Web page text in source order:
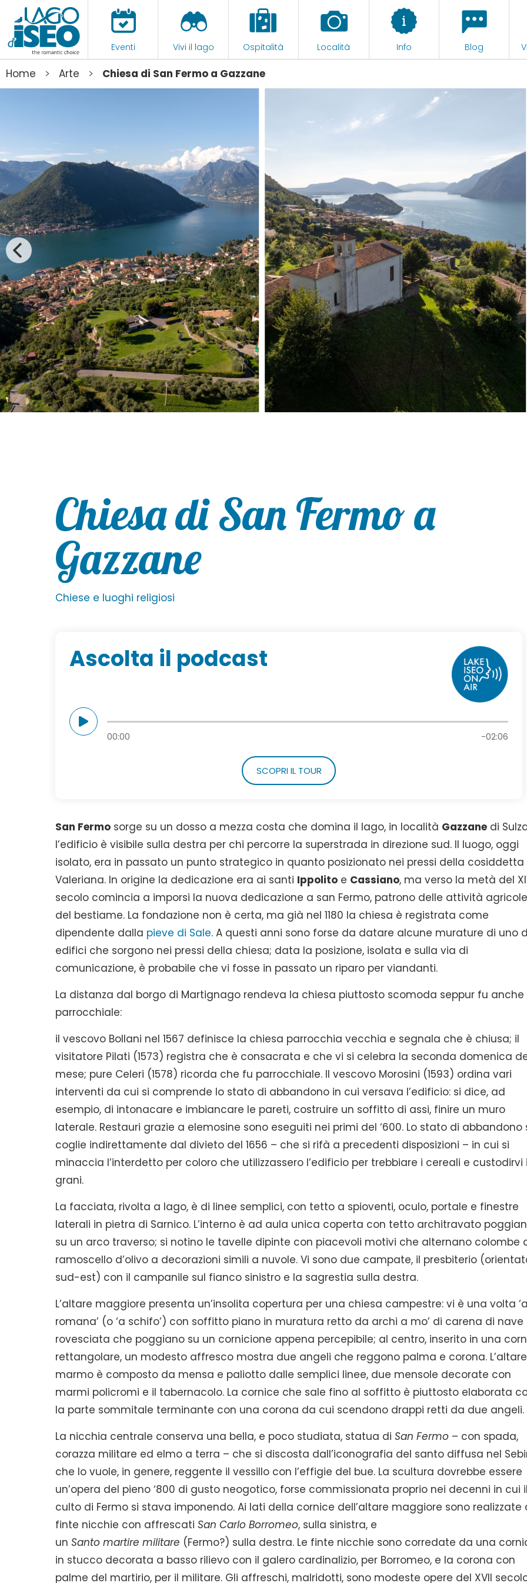
Eventi Vivi il lago Ospitalità Località Info Blog
Home > Arte > Chiesa di San Fermo a Gazzane
Chiesa di San Fermo a
Gazzane
Chiese e luoghi religiosi
Ascolta il podcast
00:00 -02:06
SCOPRI IL TOUR
San Fermo sorge su un dosso a mezza costa che domina il lago, in località Gazzane di
l’edificio è visibile sulla destra per chi percorre la superstrada in direzione sud. Il luogo, oggi
isolato, era in passato un punto strategico in quanto posizionato nei pressi della cosiddetta
Valeriana. In origine la dedicazione era ai santi Ippolito e Cassiano, ma verso la metà del
secolo comincia a imporsi la nuova dedicazione a san Fermo, patrono delle attività
del bestiame. La fondazione non è certa, ma già nel 1180 la chiesa è registrata come
dipendente dalla pieve di Sale. A questi anni sono forse da datare alcune murature di uno
edifici che sorgono nei pressi della chiesa; data la posizione, isolata e sulla via di
comunicazione, è probabile che vi fosse in passato un riparo per viandanti.
La distanza dal borgo di Martignago rendeva la chiesa piuttosto scomoda seppur fu anche
parrocchiale:
il vescovo Bollani nel 1567 definisce la chiesa parrocchia vecchia e segnala che è chiusa; il
visitatore Pilati (1573) registra che è consacrata e che vi si celebra la seconda domenica
mese; pure Celeri (1578) ricorda che fu parrocchiale. Il vescovo Morosini (1593) ordina vari
interventi da cui si comprende lo stato di abbandono in cui versava l’edificio: si dice, ad
esempio, di intonacare e imbiancare le pareti, costruire un soffitto di assi, finire un muro
laterale. Restauri grazie a elemosine sono eseguiti nei primi del ‘600. Lo stato di abbandono
coglie indirettamente dal divieto del 1656 – che si rifà a precedenti disposizioni – in cui si
minaccia l’interdetto per coloro che utilizzassero l’edificio per trebbiare i cereali e custodirvi i
grani.
La facciata, rivolta a lago, è di linee semplici, con tetto a spioventi, oculo, portale e finestre
laterali in pietra di Sarnico. L’interno è ad aula unica coperta con tetto architravato
su un arco traverso; si notino le tavelle dipinte con piacevoli motivi che alternano colombe
ramoscello d’olivo a decorazioni simili a nuvole. Vi sono due campate, il presbiterio
sud-est) con il campanile sul fianco sinistro e la sagrestia sulla destra.
L’altare maggiore presenta un’insolita copertura per una chiesa campestre: vi è una volta
romana’ (o ‘a schifo’) con soffitto piano in muratura retto da archi a mo’ di carena di nave
rovesciata che poggiano su un cornicione appena percepibile; al centro, inserito in una
rettangolare, un modesto affresco mostra due angeli che reggono palma e corona.
marmo è composto da mensa e paliotto dalle semplici linee, due mensole decorate con
marmi policromi e il tabernacolo. La cornice che sale fino al soffitto è piuttosto elaborata
la parte sommitale terminante con una corona da cui scendono drappi retti da due angeli.
La nicchia centrale conserva una bella, e poco studiata, statua diSan Fermo – con spada,
corazza militare ed elmo a terra – che si discosta dall’iconografia del santo diffusa nel
che lo vuole, in genere, reggente il vessillo con l’effigie del bue. La scultura dovrebbe essere
un’opera del pieno ‘800 di gusto neogotico, forse commissionata proprio nei decenni in cui il
culto di Fermo si stava imponendo. Ai lati della cornice dell’altare maggiore sono realizzate
finte nicchie con affrescatiSan Carlo Borromeo, sulla sinistra, e
unSanto martire militare (Fermo?) sulla destra. Le finte nicchie sono corredate da una
in stucco decorata a basso rilievo con il galero cardinalizio, per Borromeo, e la corona con
palme del martirio, per il militare. Gli affreschi, malridotti, sono modeste opere del XVII